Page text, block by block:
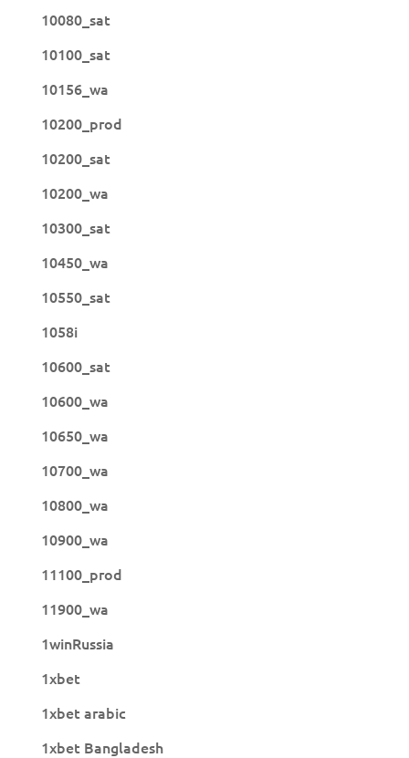
10080_sat
10100_sat
10156_wa
10200_prod
10200_sat
10200_wa
10300_sat
10450_wa
10550_sat
1058i
10600_sat
10600_wa
10650_wa
10700_wa
10800_wa
10900_wa
11100_prod
11900_wa
1winRussia
1xbet
1xbet arabic
1xbet Bangladesh